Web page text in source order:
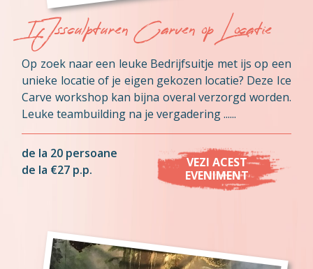
IJssculpturen Carven op Locatie
Op zoek naar een leuke Bedrijfsuitje met ijs op een
unieke locatie of je eigen gekozen locatie? Deze Ice
Carve workshop kan bijna overal verzorgd worden.
Leuke teambuilding na je vergadering ......
de la 20 persoane
de la €27 p.p.
VEZI ACEST
EVENIMENT